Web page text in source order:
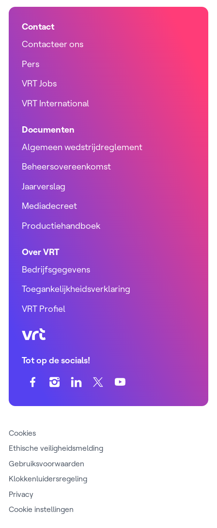
Contact
Contacteer ons
Pers
VRT Jobs
VRT International
Documenten
Algemeen wedstrijdreglement
Beheersovereenkomst
Jaarverslag
Mediadecreet
Productiehandboek
Over VRT
Bedrijfsgegevens
Toegankelijkheidsverklaring
VRT Profiel
VRT (home)
Tot op de socials!
Cookies
Ethische veiligheidsmelding
Gebruiksvoorwaarden
Klokkenluidersregeling
Privacy
Cookie instellingen